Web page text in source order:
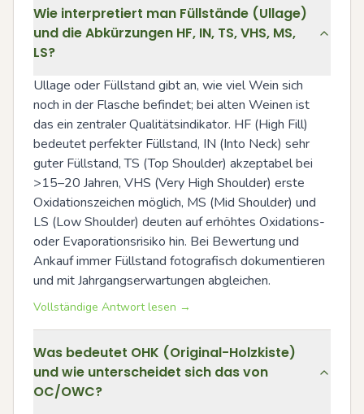
Wie interpretiert man Füllstände (Ullage)
und die Abkürzungen HF, IN, TS, VHS, MS,
LS?
Ullage oder Füllstand gibt an, wie viel Wein sich
noch in der Flasche befindet; bei alten Weinen ist
das ein zentraler Qualitätsindikator. HF (High Fill)
bedeutet perfekter Füllstand, IN (Into Neck) sehr
guter Füllstand, TS (Top Shoulder) akzeptabel bei
>15–20 Jahren, VHS (Very High Shoulder) erste
Oxidationszeichen möglich, MS (Mid Shoulder) und
LS (Low Shoulder) deuten auf erhöhtes Oxidations-
oder Evaporationsrisiko hin. Bei Bewertung und
Ankauf immer Füllstand fotografisch dokumentieren
und mit Jahrgangserwartungen abgleichen.
Vollständige Antwort lesen →
Was bedeutet OHK (Original-Holzkiste)
und wie unterscheidet sich das von
OC/OWC?